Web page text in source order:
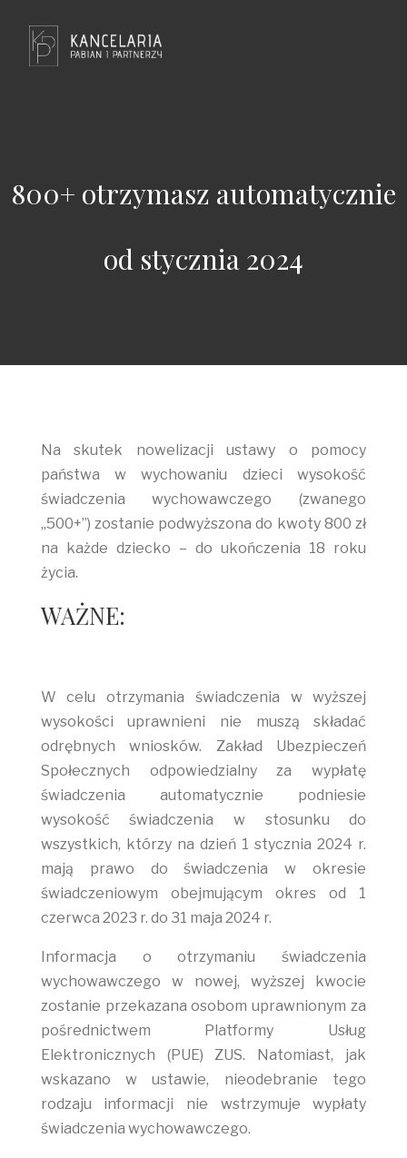
800+ otrzymasz automatycznie
od stycznia 2024
Na skutek nowelizacji ustawy o pomocy
państwa w wychowaniu dzieci wysokość
świadczenia wychowawczego (zwanego
„500+”) zostanie podwyższona do kwoty 800 zł
na każde dziecko – do ukończenia 18 roku
życia.
WAŻNE:
W celu otrzymania świadczenia w wyższej
wysokości uprawnieni nie muszą składać
odrębnych wniosków. Zakład Ubezpieczeń
Społecznych odpowiedzialny za wypłatę
świadczenia automatycznie podniesie
wysokość świadczenia w stosunku do
wszystkich, którzy na dzień 1 stycznia 2024 r.
mają prawo do świadczenia w okresie
świadczeniowym obejmującym okres od 1
czerwca 2023 r. do 31 maja 2024 r.
Informacja o otrzymaniu świadczenia
wychowawczego w nowej, wyższej kwocie
zostanie przekazana osobom uprawnionym za
pośrednictwem Platformy Usług
Elektronicznych (PUE) ZUS. Natomiast, jak
wskazano w ustawie, nieodebranie tego
rodzaju informacji nie wstrzymuje wypłaty
świadczenia wychowawczego.